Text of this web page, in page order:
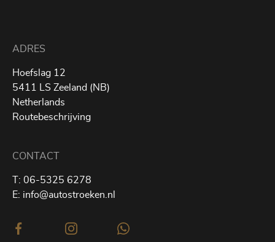
ADRES
Hoefslag 12
5411 LS Zeeland (NB)
Netherlands
Routebeschrijving
CONTACT
T:06-5325 6278
E: info@autostroeken.nl